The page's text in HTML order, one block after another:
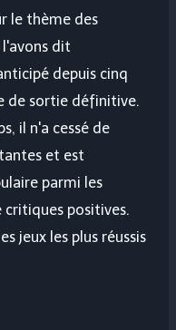
le thème des
dit
depuis cinq
de sortie définitive.
il n'a cessé de
et est
parmi les
critiques positives.
jeux les plus réussis